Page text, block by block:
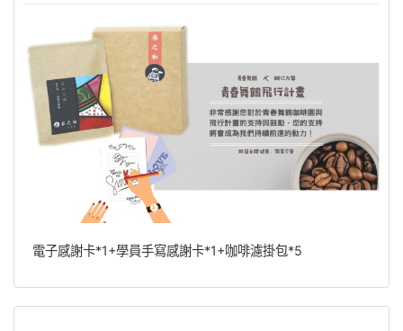
電子感謝卡*1+學員手寫感謝卡*1+咖啡濾掛包*5